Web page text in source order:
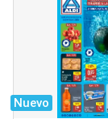
Nuevo